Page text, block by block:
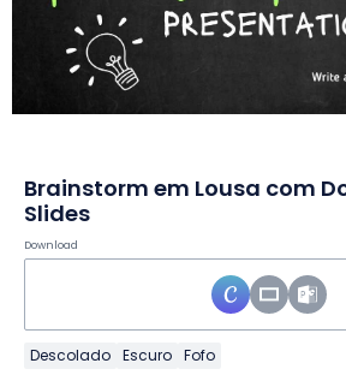
Brainstorm em Lousa com
Slides
Download
Descolado Escuro Fofo